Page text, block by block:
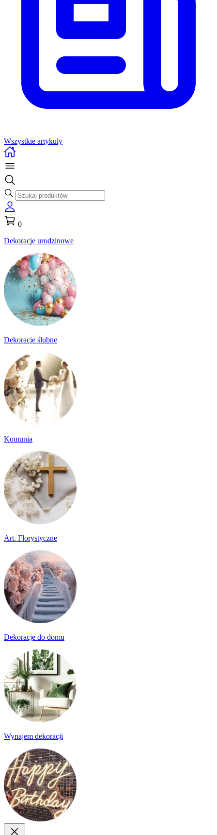
Wszystkie artykuły
0
Dekoracje urodzinowe
Dekoracje ślubne
Komunia
Art. Florystyczne
Dekoracje do domu
Wynajem dekoracji